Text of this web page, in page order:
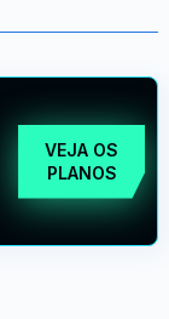
VEJA OS
PLANOS